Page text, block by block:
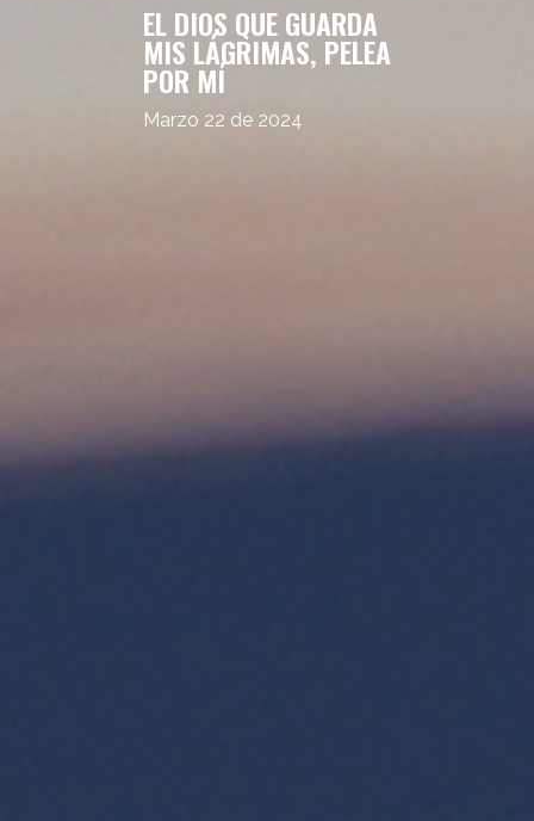
EL DIOS QUE GUARDA
MIS LÁGRIMAS, PELEA
POR MÍ
Marzo 22 de 2024